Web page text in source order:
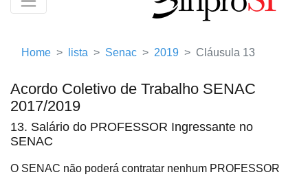
Home lista Senac 2019 Cláusula 13
Acordo Coletivo de Trabalho SENAC
2017/2019
13. Salário do PROFESSOR Ingressante no
SENAC
O SENAC não poderá contratar nenhum PROFESSOR